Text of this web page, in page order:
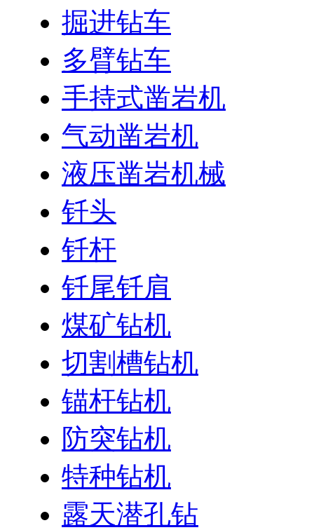
掘进钻车
多臂钻车
手持式凿岩机
气动凿岩机
液压凿岩机械
钎头
钎杆
钎尾钎肩
煤矿钻机
切割槽钻机
锚杆钻机
防突钻机
特种钻机
露天潜孔钻